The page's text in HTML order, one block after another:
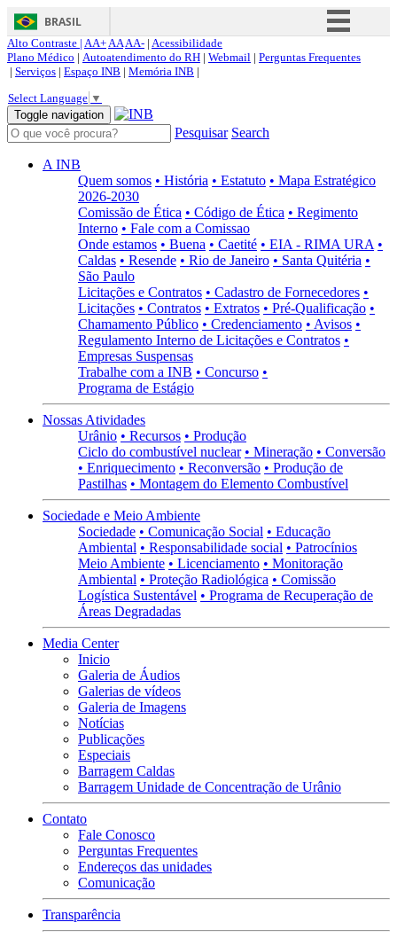
BRASIL
Simplifique!
Acesso à informação
Canais
Alto Contraste | AA+AAAA- | Acessibilidade
Plano Médico | Autoatendimento do RH | Webmail | Perguntas Frequentes
| Serviços | Espaço INB | Memória INB |
Select Language ▼
Toggle navigation
Pesquisar Search
A INB
Quem somos • História • Estatuto • Mapa Estratégico
2026-2030
Comissão de Ética • Código de Ética • Regimento
Interno • Fale com a Comissao
Onde estamos • Buena • Caetité • EIA - RIMA URA •
Caldas • Resende • Rio de Janeiro • Santa Quitéria •
São Paulo
Licitações e Contratos • Cadastro de Fornecedores •
Licitações • Contratos • Extratos • Pré-Qualificação •
Chamamento Público • Credenciamento • Avisos •
Regulamento Interno de Licitações e Contratos •
Empresas Suspensas
Trabalhe com a INB • Concurso •
Programa de Estágio
Nossas Atividades
Urânio • Recursos • Produção
Ciclo do combustível nuclear • Mineração • Conversão
• Enriquecimento • Reconversão • Produção de
Pastilhas • Montagem do Elemento Combustível
Sociedade e Meio Ambiente
Sociedade • Comunicação Social • Educação
Ambiental • Responsabilidade social • Patrocínios
Meio Ambiente • Licenciamento • Monitoração
Ambiental • Proteção Radiológica • Comissão
Logística Sustentável • Programa de Recuperação de
Áreas Degradadas
Media Center
Inicio
Galeria de Áudios
Galerias de vídeos
Galeria de Imagens
Notícias
Publicações
Especiais
Barragem Caldas
Barragem Unidade de Concentração de Urânio
Contato
Fale Conosco
Perguntas Frequentes
Endereços das unidades
Comunicação
Transparência